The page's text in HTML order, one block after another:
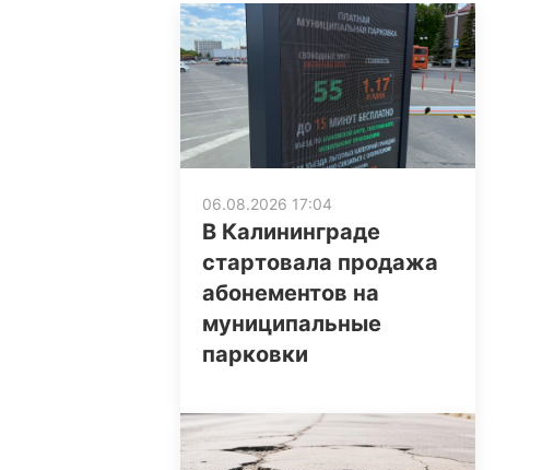
06.08.2026 17:04
В Калининграде
стартовала продажа
абонементов на
муниципальные
парковки